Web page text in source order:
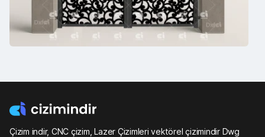
Çizim indir, CNC çizim, Lazer Çizimleri vektörel çizimindir Dwg